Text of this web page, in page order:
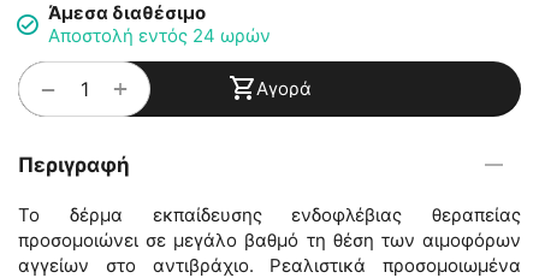
Άμεσα διαθέσιμο
Αποστολή εντός 24 ωρών
+
− Αγορά
Περιγραφή
Το δέρμα εκπαίδευσης ενδοφλέβιας θεραπείας
προσομοιώνει σε μεγάλο βαθμό τη θέση των αιμοφόρων
αγγείων στο αντιβράχιο. Ρεαλιστικά προσομοιωμένα